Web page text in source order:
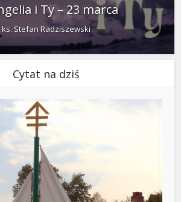
i Ty – 23 marca
ks. Stefan Radziszewski
Cytat na dziś